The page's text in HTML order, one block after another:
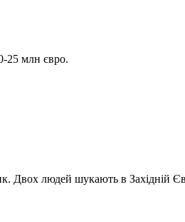
25 млн євро.
Двох людей шукають в Західній